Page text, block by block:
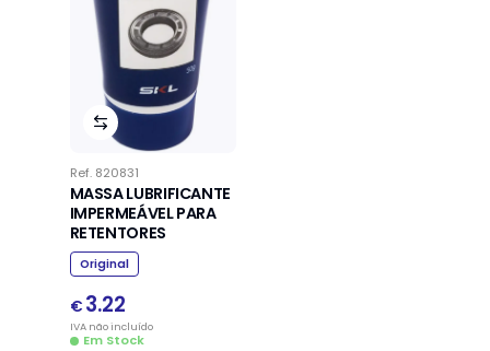
Ref. 820831
MASSA LUBRIFICANTE
IMPERMEÁVEL PARA
RETENTORES
Original
€ 3.22
IVAnãoincluído
Em Stock